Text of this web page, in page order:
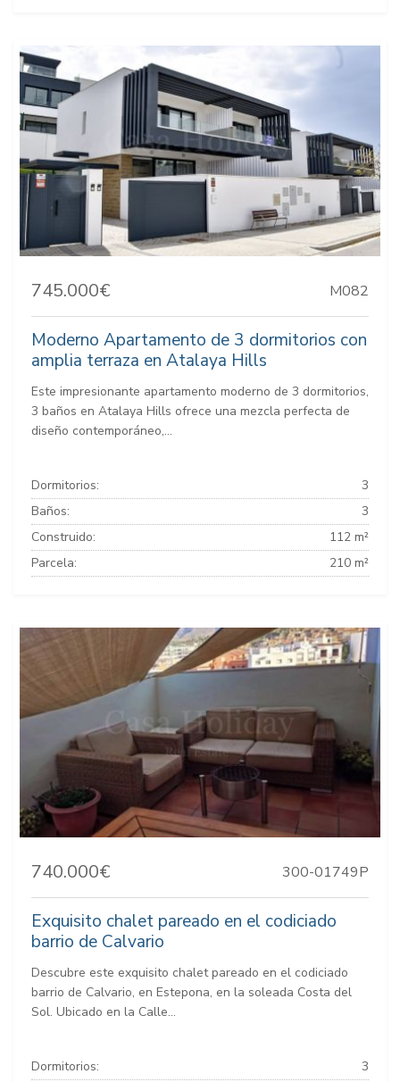
745.000€ M082
Moderno Apartamento de 3 dormitorios con
amplia terraza en Atalaya Hills
Este impresionante apartamento moderno de 3 dormitorios,
3 baños en Atalaya Hills ofrece una mezcla perfecta de
diseño contemporáneo,...
Dormitorios:
3
Baños:
3
Construido:
112 m²
Parcela:
210 m²
740.000€ 300-01749P
Exquisito chalet pareado en el codiciado
barrio de Calvario
Descubre este exquisito chalet pareado en el codiciado
barrio de Calvario, en Estepona, en la soleada Costa del
Sol. Ubicado en la Calle...
Dormitorios:
3